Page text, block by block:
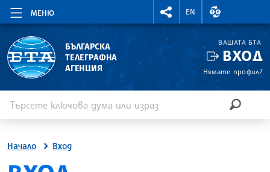
МЕНЮ
RIGHTMENU.SOCIAL
EN
ВАЛУТНИ
БЪЛГАРСКА
ТЕЛЕГРАФНА
АГЕНЦИЯ
ВАШАТА БТА
ВХОД
Нямате профил?
Начало Вход